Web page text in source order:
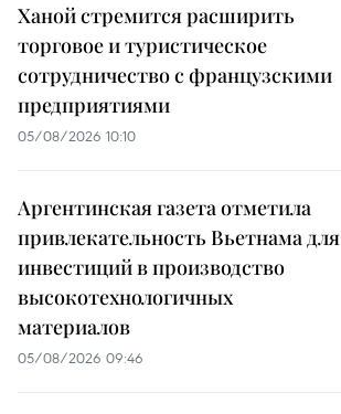
Ханой стремится расширить
торговое и туристическое
сотрудничество с французскими
предприятиями
05/08/2026 10:10
Аргентинская газета отметила
привлекательность Вьетнама для
инвестиций в производство
высокотехнологичных
материалов
05/08/2026 09:46